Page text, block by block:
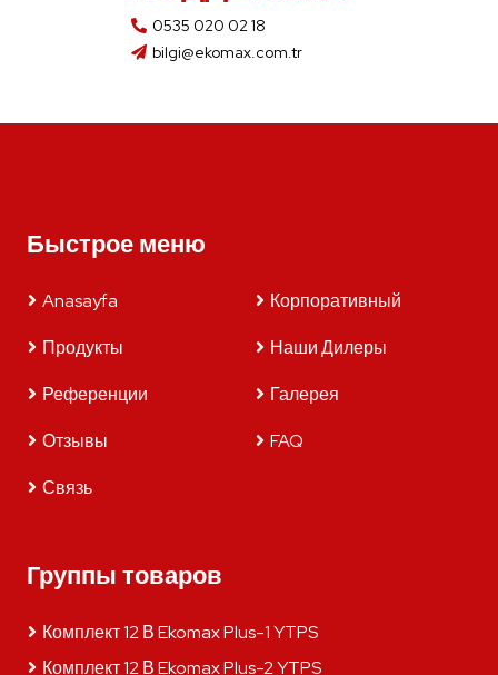
0535 020 02 18
bilgi@ekomax.com.tr
Быстрое меню
Anasayfa
Корпоративный
Продукты
Наши Дилеры
Референции
Галерея
Отзывы
FAQ
Связь
Группы товаров
Комплект 12 В Ekomax Plus-1 YTPS
Комплект 12 В Ekomax Plus-2 YTPS